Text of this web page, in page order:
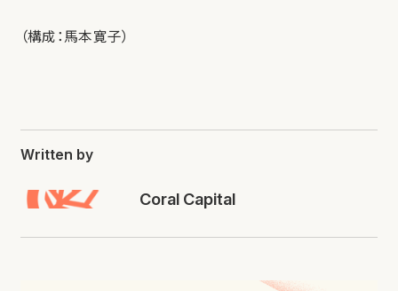
（構成：馬本寛子）
Written by
Coral Capital